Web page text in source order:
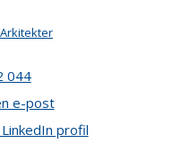
044
e-post
profil